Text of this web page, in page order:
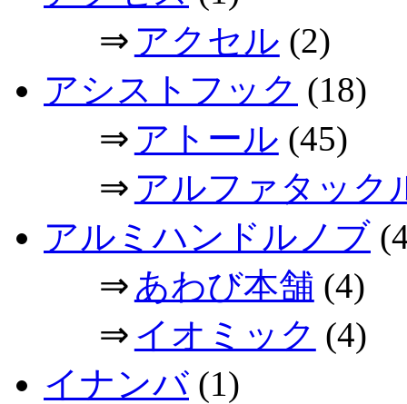
⇒ アクセル (2)
アシストフック (18)
⇒ アトール (45)
⇒ アルファタック
アルミハンドルノブ
⇒ あわび本舗 (4)
⇒ イオミック (4)
イナンバ (1)